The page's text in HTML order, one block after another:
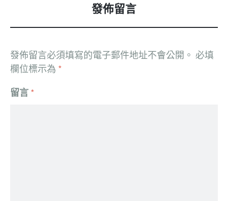
發佈留言
發佈留言必須填寫的電子郵件地址不會公開。 必填
欄位標示為 *
留言 *